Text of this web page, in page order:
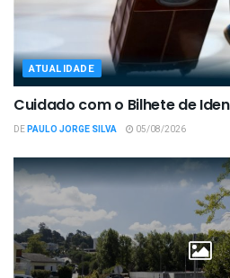
ATUALIDADE
Cuidado com o Bilhete de
DEPAULO JORGE SILVA 05/08/2026